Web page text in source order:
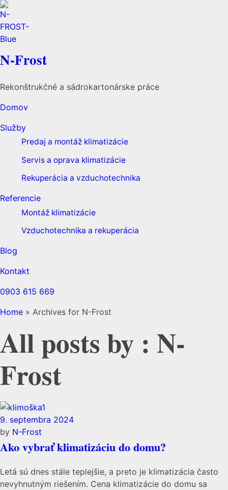
N-Frost
Rekonštrukčné a sádrokartonárske práce
Domov
Služby
Predaj a montáž klimatizácie
Servis a oprava klimatizácie
Rekuperácia a vzduchotechnika
Referencie
Montáž klimatizácie
Vzduchotechnika a rekuperácia
Blog
Kontakt
0903 615 669
Home » Archives for N-Frost
All posts by : N-
Frost
9. septembra 2024
by N-Frost
Ako vybrať klimatizáciu do domu?
Letá sú dnes stále teplejšie, a preto je klimatizácia často
nevyhnutným riešením. Cena klimatizácie do domu sa